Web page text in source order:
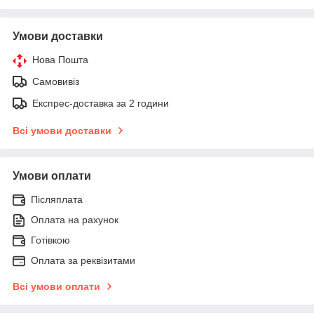
Умови доставки
Нова Пошта
Самовивіз
Експрес-доставка за 2 години
Всі умови доставки
Умови оплати
Післяплата
Оплата на рахунок
Готівкою
Оплата за реквізитами
Всі умови оплати